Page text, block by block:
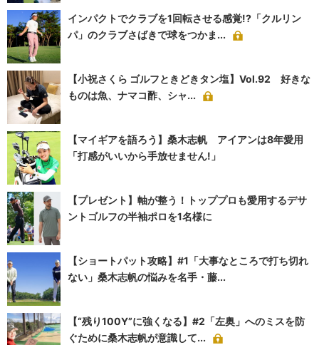
インパクトでクラブを1回転させる感覚!?「クルリン
パ」のクラブさばきで球をつかま...
【小祝さくら ゴルフときどきタン塩】Vol.92 好きな
ものは魚、ナマコ酢、シャ...
【マイギアを語ろう】桑木志帆 アイアンは8年愛用
「打感がいいから手放せません!」
【プレゼント】軸が整う！トッププロも愛用するデサ
ントゴルフの半袖ポロを1名様に
【ショートパット攻略】#1「大事なところで打ち切れ
ない」桑木志帆の悩みを名手・藤...
【“残り100Y”に強くなる】#2「左奥」へのミスを防
ぐために桑木志帆が意識して...